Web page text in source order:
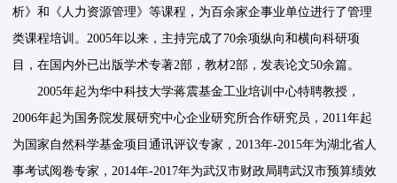
析》和《人力资源管理》等课程，为百余家企事业单位进行了管理
类课程培训。2005年以来，主持完成了70余项纵向和横向科研项
目，在国内外已出版学术专著2部，教材2部，发表论文50余篇。
2005年起为华中科技大学蒋震基金工业培训中心特聘教授，
2006年起为国务院发展研究中心企业研究所合作研究员，2011年起
为国家自然科学基金项目通讯评议专家，2013年-2015年为湖北省人
事考试阅卷专家，2014年-2017年为武汉市财政局聘武汉市预算绩效